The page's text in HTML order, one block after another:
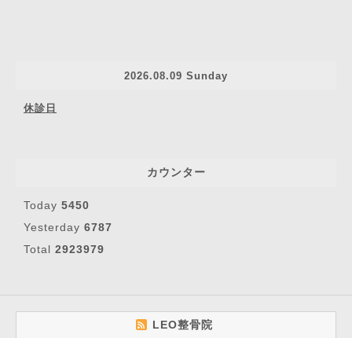
2026.08.09 Sunday
休診日
カウンター
Today 5450
Yesterday 6787
Total 2923979
LEO整骨院